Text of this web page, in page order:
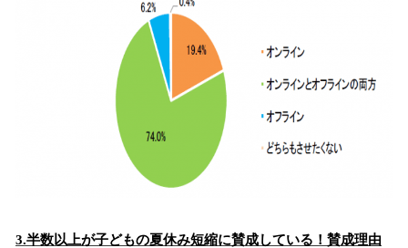
3.半数以上が子どもの夏休み短縮に賛成している！賛成理由